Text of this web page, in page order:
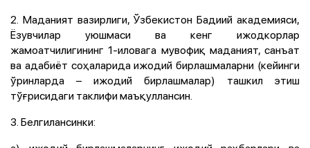
2. Маданият вазирлиги, Ўзбекистон Бадиий академияси,
Ёзувчилар уюшмаси ва кенг ижодкорлар
жамоатчилигининг 1-иловага мувофиқ маданият, санъат
ва адабиёт соҳаларида ижодий бирлашмаларни (кейинги
ўринларда – ижодий бирлашмалар) ташкил этиш
тўғрисидаги таклифи маъқуллансин.
3. Белгилансинки: